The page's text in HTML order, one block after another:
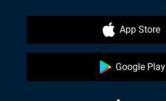
App Store
Google Play